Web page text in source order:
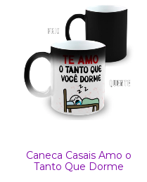
Caneca Casais Amo o
Tanto Que Dorme